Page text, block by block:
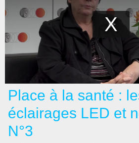
Place à la santé :
éclairages LED et
N°3